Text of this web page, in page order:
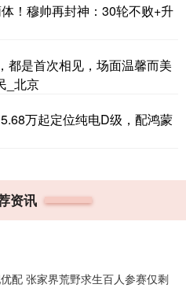
！穆帅再封神：30轮不败+升
都是首次相见，场面温馨而美
_北京
万起定位纯电D级，配鸿蒙
资讯
配 张家界荒野求生百人参赛仅剩